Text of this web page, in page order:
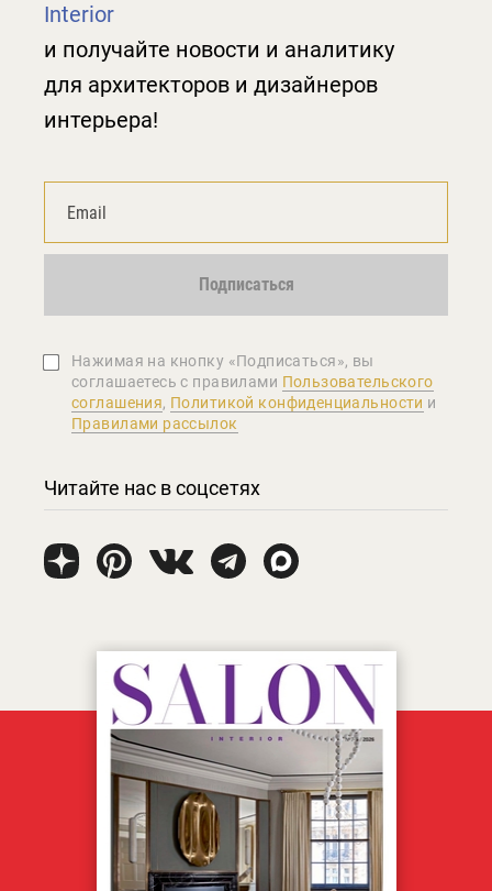
Interior
и получайте новости и аналитику
для архитекторов и дизайнеров
интерьера!
Подписаться
Нажимая на кнопку «Подписаться», вы
соглашаетеcь с правилами Пользовательского
соглашения, Политикой конфиденциальности и
Правилами рассылок
Читайте нас в соцсетях